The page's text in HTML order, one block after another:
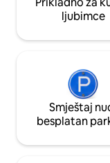
ljubimce
Smještaj
besplatan